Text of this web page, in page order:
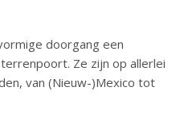
doorgang een
Ze zijn op allerlei
van (Nieuw-)Mexico tot